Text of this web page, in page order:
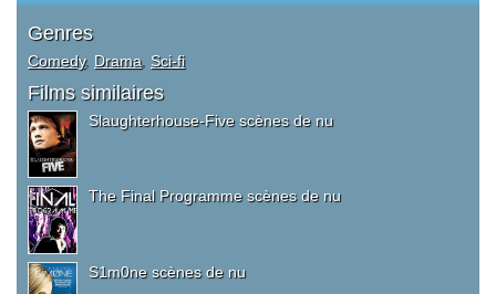
Genres
Comedy, Drama Sci-fi
Films similaires
Slaughterhouse-Five scènes de nu
The Final Programme scènes de nu
S1m0ne scènes de nu